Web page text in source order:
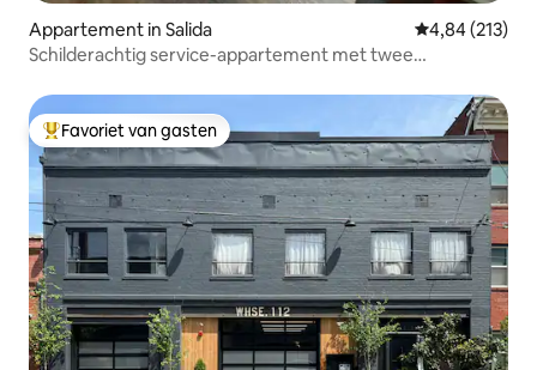
Appartement in Salida Gemiddelde
4,84 (213)
Schilderachtig service-appartement met twee
Topfavoriet van gasten
Favoriet van gasten